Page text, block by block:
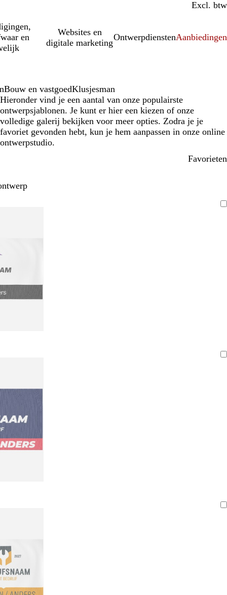
Incl. btw
Excl. btw
en
Websites en
digitale marketing
OntwerpdienstenAanbiedingen
Bouw en vastgoedKlusjesman
Hieronder vind je een aantal van onze populairste
ontwerpsjablonen. Je kunt er hier een kiezen of onze
volledige galerij bekijken voor meer opties. Zodra je je
favoriet gevonden hebt, kun je hem aanpassen in onze online
ontwerpstudio.
Favorieten